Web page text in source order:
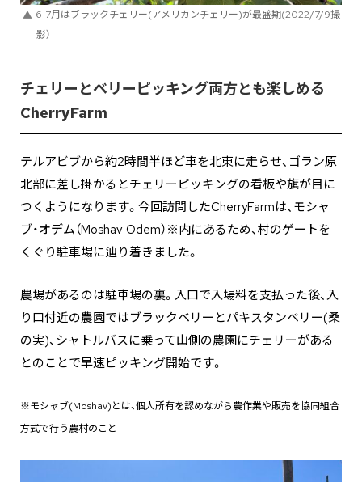
6-7月はブラックチェリー(アメリカンチェリー)が最盛期(2022/7/9撮
影）
チェリーとベリーピッキング両方とも楽しめる
CherryFarm
テルアビブから約2時間半ほど車を北東に走らせ、ゴラン原
北部に差し掛かるとチェリーピッキングの看板や旗が目に
つくようになります。今回訪問したCherryFarmは、モシャ
ブ・オデム（Moshav Odem）※内にあるため、村のゲートを
くぐり駐車場に辿り着きました。
農場があるのは駐車場の裏。入口で入場料を支払った後、入
り口付近の農園ではブラックベリーとパキスタンベリー(桑
の実)、シャトルバスに乗って山側の農園にチェリーがある
とのことで早速ピッキング開始です。
※モシャブ(Moshav)とは、個人所有を認めながら農作業や販売を協同組合
方式で行う農村のこと